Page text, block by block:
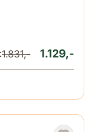
1.129,-
1.831,-